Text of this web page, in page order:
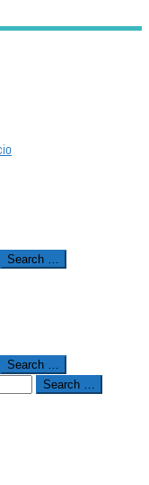
Search …
Search …
Search …